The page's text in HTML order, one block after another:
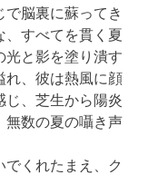
で脳裏に蘇ってき
、すべてを貫く夏
光と影を塗り潰す
れ、彼は熱風に顔
じ、芝生から陽炎
無数の夏の囁き声
でくれたまえ、ク